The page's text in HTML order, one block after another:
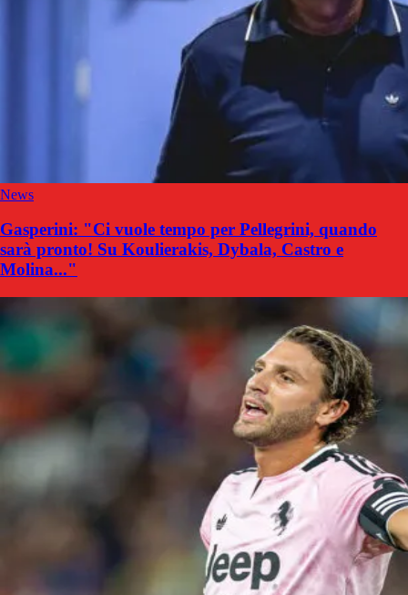
News
Gasperini: "Ci vuole tempo per Pellegrini, quando
sarà pronto! Su Koulierakis, Dybala, Castro e
Molina..."